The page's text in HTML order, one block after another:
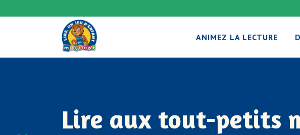
ANIMEZ LA LECTURE
Lire aux tout-petits